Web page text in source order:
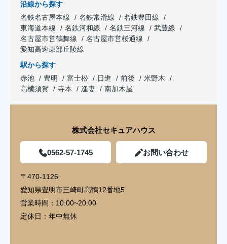
沿線から探す
名鉄名古屋本線
名鉄常滑線
名鉄豊田線
東海道本線
名鉄河和線 名鉄三河線
武豊線
名古屋市営鶴舞線
名古屋市営桜通線
愛知高速東部丘陵線
駅から探す
赤池
豊明 富士松 日進 前後
米野木
高横須賀
寺本 逢妻 南加木屋
株式会社セキュアハウス
0562-57-1745 お問い合わせ
〒470-1126
愛知県豊明市三崎町高鴨12番地5
営業時間： 10:00~20:00
定休日： 年中無休